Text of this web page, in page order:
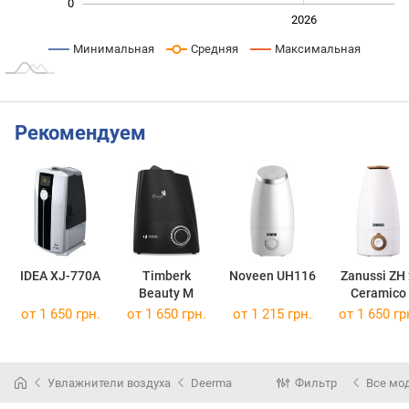
0
2026
Минимальная Средняя Максимальная
Рекомендуем
IDEA XJ-770A
Timberk
Beauty M
Noveen UH116
Zanussi ZH
Ceramico
от 1 650 грн. от 1 650 грн. от 1 215 грн. от 1 650
Увлажнители воздуха Deerma Фильтр Все